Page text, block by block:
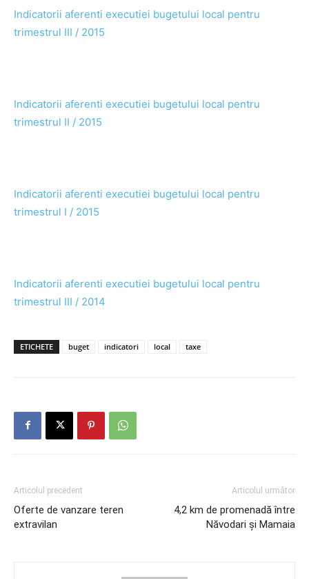
Indicatorii aferenti executiei bugetului local pentru
trimestrul III / 2015
Indicatorii aferenti executiei bugetului local pentru
trimestrul II / 2015
Indicatorii aferenti executiei bugetului local pentru
trimestrul I / 2015
Indicatorii aferenti executiei bugetului local pentru
trimestrul III / 2014
ETICHETE buget indicatori local taxe
Articolul precedent
Oferte de vanzare teren
extravilan
Articolul următor
4,2 km de promenadă între
Năvodari și Mamaia